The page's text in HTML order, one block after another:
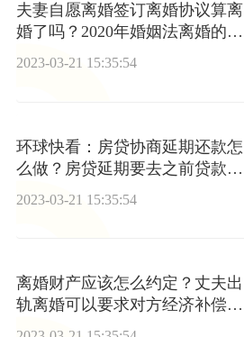
夫妻自愿离婚签订离婚协议算离
婚了吗？2020年婚姻法离婚的规
定
2023-03-21 15:35:54
环球快看：房贷协商延期还款怎
么做？房贷延期要去之前贷款的
2023-03-21 15:35:54
离婚财产应该怎么约定？丈夫出
轨离婚可以要求对方经济补偿